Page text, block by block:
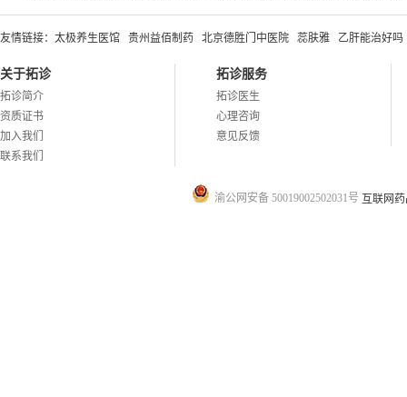
友情链接： 太极养生医馆 贵州益佰制药 北京德胜门中医院 蕊肤雅 乙肝能治好吗
关于拓诊
拓诊简介
资质证书
加入我们
联系我们
拓诊服务
拓诊医生
心理咨询
意见反馈
渝公网安备 50019002502031号 互联网